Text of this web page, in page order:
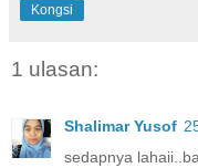
Kongsi
1 ulasan:
Shalimar Yusof
sedapnya